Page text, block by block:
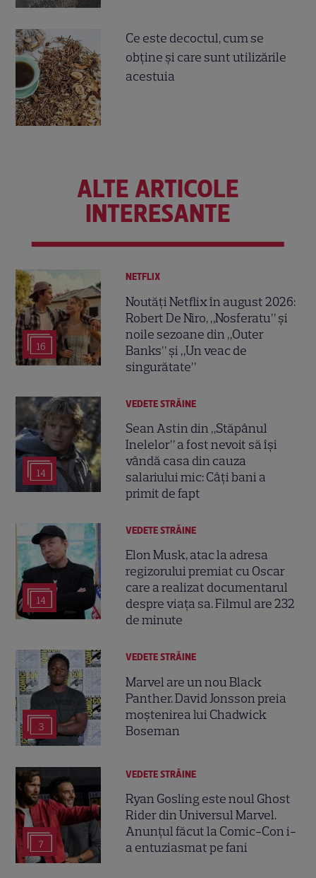
Ce este decoctul, cum se
obţine şi care sunt utilizările
acestuia
ALTE ARTICOLE
INTERESANTE
16
NETFLIX
Noutăți Netflix în august 2026:
Robert De Niro, „Nosferatu” și
noile sezoane din „Outer
Banks” și „Un veac de
singurătate”
14
VEDETE STRĂINE
Sean Astin din „Stăpânul
Inelelor” a fost nevoit să își
vândă casa din cauza
salariului mic: Câți bani a
primit de fapt
14
VEDETE STRĂINE
Elon Musk, atac la adresa
regizorului premiat cu Oscar
care a realizat documentarul
despre viața sa. Filmul are 232
de minute
3
VEDETE STRĂINE
Marvel are un nou Black
Panther. David Jonsson preia
moștenirea lui Chadwick
Boseman
7
VEDETE STRĂINE
Ryan Gosling este noul Ghost
Rider din Universul Marvel.
Anunțul făcut la Comic-Con i-
a entuziasmat pe fani